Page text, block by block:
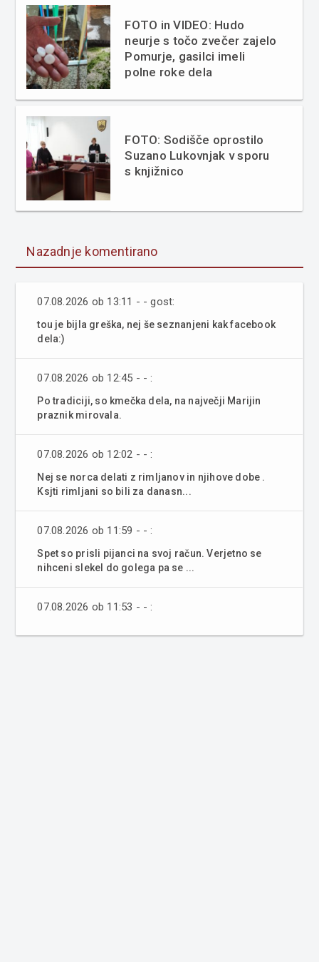
FOTO in VIDEO: Hudo
neurje s točo zvečer zajelo
Pomurje, gasilci imeli
polne roke dela
FOTO: Sodišče oprostilo
Suzano Lukovnjak v sporu
s knjižnico
Nazadnje komentirano
07.08.2026 ob 13:11 - - gost:
tou je bijla greška, nej še seznanjeni kak facebook
dela:)
07.08.2026 ob 12:45 - - :
Po tradiciji, so kmečka dela, na največji Marijin
praznik mirovala.
07.08.2026 ob 12:02 - - :
Nej se norca delati z rimljanov in njihove dobe .
Ksjti rimljani so bili za danasn...
07.08.2026 ob 11:59 - - :
Spet so prisli pijanci na svoj račun. Verjetno se
nihceni slekel do golega pa se ...
07.08.2026 ob 11:53 - - :